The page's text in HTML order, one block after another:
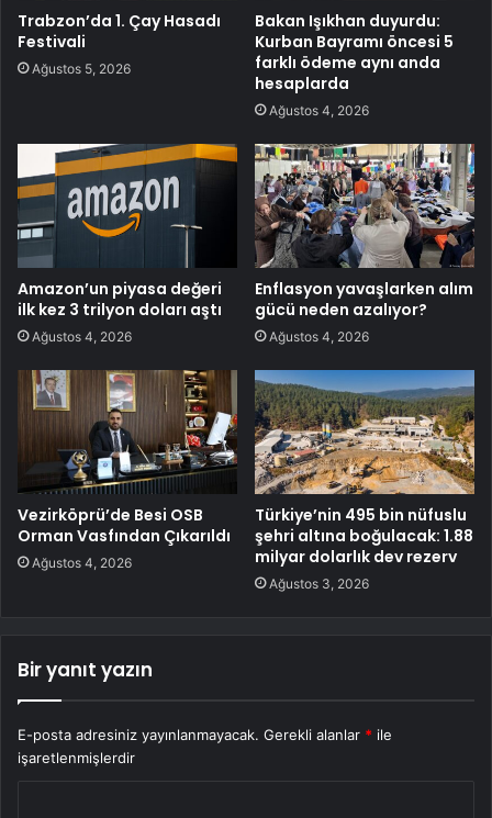
Trabzon’da 1. Çay Hasadı
Festivali
Ağustos 5, 2026
Bakan Işıkhan duyurdu:
Kurban Bayramı öncesi 5
farklı ödeme aynı anda
hesaplarda
Ağustos 4, 2026
Amazon’un piyasa değeri
ilk kez 3 trilyon doları aştı
Ağustos 4, 2026
Enflasyon yavaşlarken alım
gücü neden azalıyor?
Ağustos 4, 2026
Vezirköprü’de Besi OSB
Orman Vasfından Çıkarıldı
Ağustos 4, 2026
Türkiye’nin 495 bin nüfuslu
şehri altına boğulacak: 1.88
milyar dolarlık dev rezerv
Ağustos 3, 2026
Bir yanıt yazın
E-posta adresiniz yayınlanmayacak. Gerekli alanlar * ile
işaretlenmişlerdir